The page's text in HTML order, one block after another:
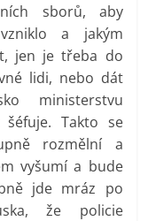
sborů, aby
a jakým
jen je třeba do
lidi, nebo dát
ministerstvu
šéfuje. Takto se
rozmělní a
vyšumí a bude
jde mráz po
že policie